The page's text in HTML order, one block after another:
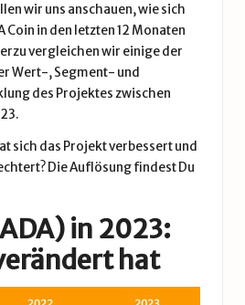
wir uns anschauen, wie sich
Coin in den letzten 12 Monaten
vergleichen wir einige der
Wert-, Segment- und
des Projektes zwischen
sich das Projekt verbessert und
Die Auflösung findest Du
in 2023:
hat